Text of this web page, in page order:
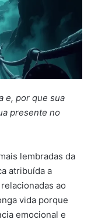
e, por que sua
presente no
lembradas da
atribuída a
ao
vida porque
emocional e